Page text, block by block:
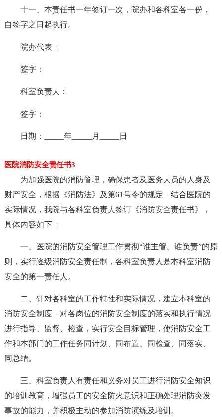
十一、本责任书一年签订一次，院办和各科室各一份，
自签字之日起执行。
院办代表：
签字：
科室负责人：
签字：
日期：_____年_____月_____日
医院消防安全责任书3
为加强医院的消防管理，确保患者及医务人员的人身及
财产安全，根据《消防法》及第61号令的规定，结合医院的
实际情况，我院与各科室负责人签订《消防安全责任书》，
具体内容如下：
一、医院的消防安全管理工作贯彻“谁主管、谁负责”的原
则，实行逐级消防安全责任制，各科室负责人是本科室消防
安全的第一责任人。
二、针对各科室的工作特性和实际情况，建立本科室的
消防安全制度，对各岗位的消防安全制度的落实和执行情况
进行指导、监督、检查，实行安全目标管理，使消防安全工
作和本部门的工作任务同计划、同布置、同检查、同落实、
同总结。
三、科室负责人有责任和义务对员工进行消防安全知识
的培训教育，增强员工的安全防火意识和正确处理消防突发
事故的能力，并积极主动的参加消防演练及培训。